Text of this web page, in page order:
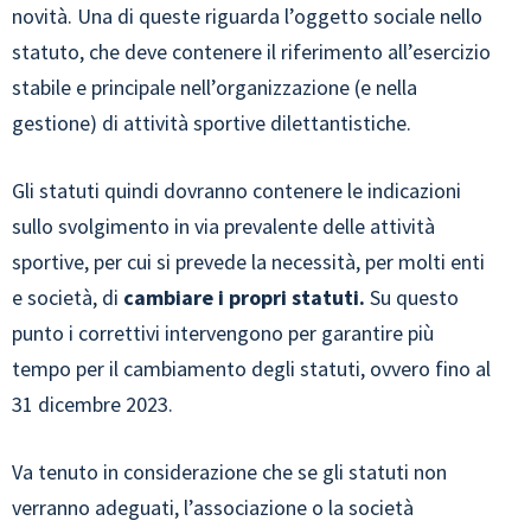
novità. Una di queste riguarda l’oggetto sociale nello
statuto, che deve contenere il riferimento all’esercizio
stabile e principale nell’organizzazione (e nella
gestione) di attività sportive dilettantistiche.
Gli statuti quindi dovranno contenere le indicazioni
sullo svolgimento in via prevalente delle attività
sportive, per cui si prevede la necessità, per molti enti
e società, di cambiare i propri statuti. Su questo
punto i correttivi intervengono per garantire più
tempo per il cambiamento degli statuti, ovvero fino al
31 dicembre 2023.
Va tenuto in considerazione che se gli statuti non
verranno adeguati, l’associazione o la società